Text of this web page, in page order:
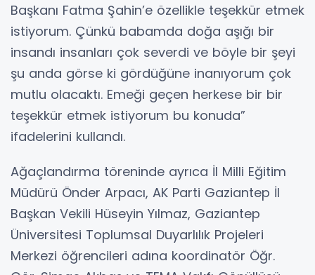
Başkanı Fatma Şahin’e özellikle teşekkür etmek
istiyorum. Çünkü babamda doğa aşığı bir
insandı insanları çok severdi ve böyle bir şeyi
şu anda görse ki gördüğüne inanıyorum çok
mutlu olacaktı. Emeği geçen herkese bir bir
teşekkür etmek istiyorum bu konuda”
ifadelerini kullandı.
Ağaçlandırma töreninde ayrıca İl Milli Eğitim
Müdürü Önder Arpacı, AK Parti Gaziantep İl
Başkan Vekili Hüseyin Yılmaz, Gaziantep
Üniversitesi Toplumsal Duyarlılık Projeleri
Merkezi öğrencileri adına koordinatör Öğr.